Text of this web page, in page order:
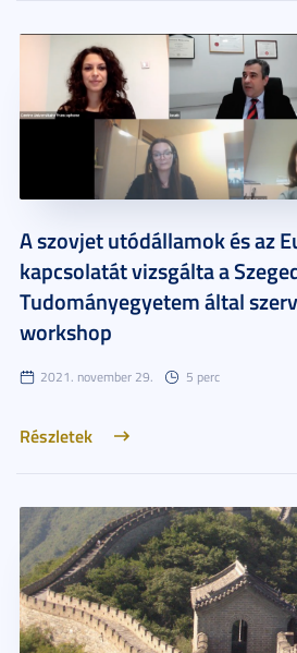
A szovjet utódállamok és az
kapcsolatát vizsgálta a
Tudományegyetem által
workshop
2021. november 29. 5 perc
Részletek